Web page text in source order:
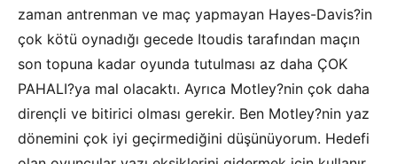
zaman antrenman ve maç yapmayan Hayes-Davis?in
çok kötü oynadığı gecede Itoudis tarafından maçın
son topuna kadar oyunda tutulması az daha ÇOK
PAHALI?ya mal olacaktı. Ayrıca Motley?nin çok daha
dirençli ve bitirici olması gerekir. Ben Motley?nin yaz
dönemini çok iyi geçirmediğini düşünüyorum. Hedefi